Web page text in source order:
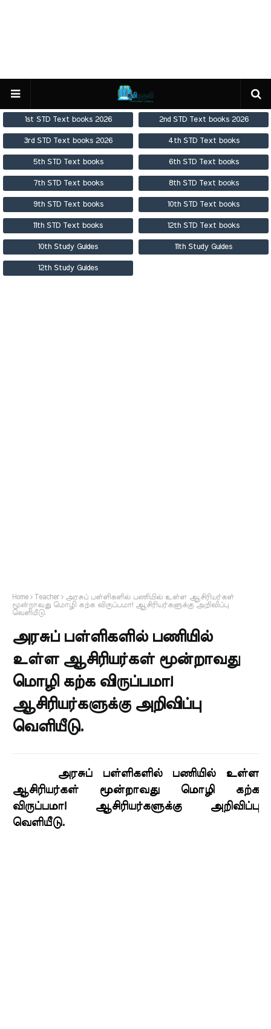
1st STD Text books 2026 2nd STD Text books 2026
3rd STD Text books 2026 4th STD Text books
5th STD Text books 6th STD Text books
7th STD Text books 8th STD Text books
9th STD Text books 10th STD Text books
11th STD Text books 12th STD Text books
10th Study Guides 11th Study Guides
12th Study Guides
Home Teacher
அரசுப் பள்ளிகளில் பணியில் உள்ள ஆசிரியர்கள்
மூன்றாவது மொழி கற்க விருப்பமா! ஆசிரியர்களுக்கு அறிவிப்பு
வெளியீடு.
அரசுப் பள்ளிகளில் பணியில்
உள்ள ஆசிரியர்கள் மூன்றாவது
மொழி கற்க விருப்பமா!
ஆசிரியர்களுக்கு அறிவிப்பு
வெளியீடு.
அரசுப் பள்ளிகளில் பணியில் உள்ள
ஆசிரியர்கள் மூன்றாவது மொழி கற்க
விருப்பமா! ஆசிரியர்களுக்கு அறிவிப்பு
வெளியீடு.